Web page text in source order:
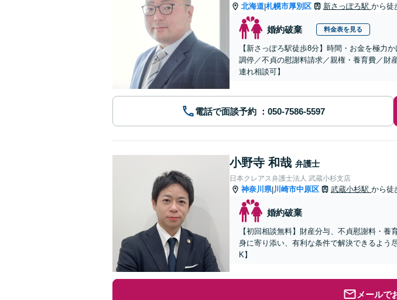
北海道|札幌市厚別区 新さっぽろ駅 から徒
婚約破棄 料金表を見る
【新さっぽろ駅徒歩8分】時間・お金を極力
調停／不貞の慰謝料請求／親権・養育費／財
連れ相談可】
電話で面談予約
小野寺 和哉 弁護士
日本クレアス弁護士法人 武蔵小杉支店
神奈川県|川崎市中原区 武蔵小杉駅 から徒
婚約破棄
【初回相談無料】財産分与、不貞慰謝料・
身に寄り添い、有利な条件で解決できるよう
K】
メールで